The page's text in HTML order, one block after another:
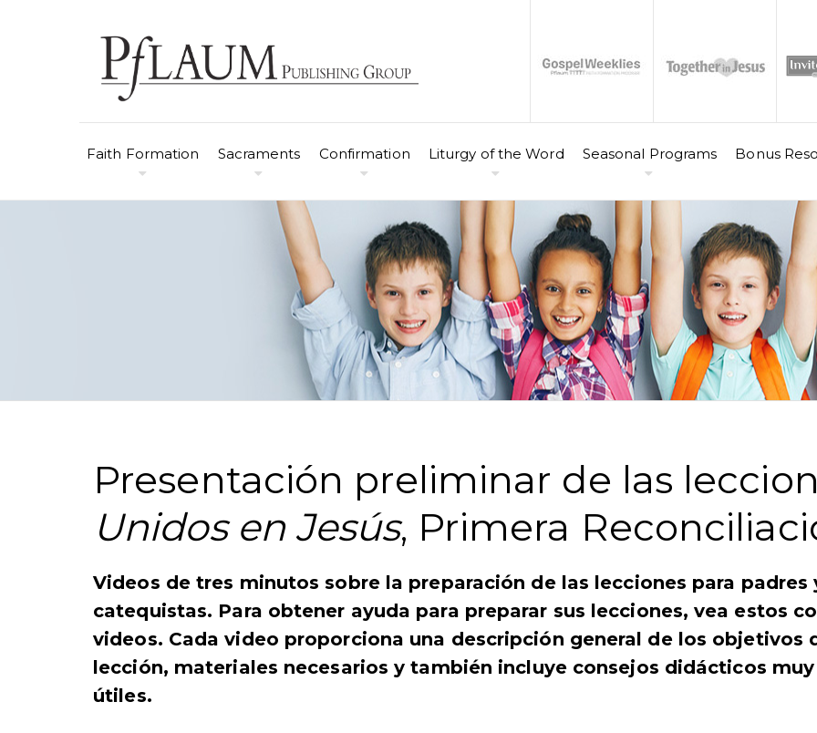
Faith Formation Sacraments Confirmation Liturgy of the Word Seasonal Programs Bonus
Presentación preliminar de las
Unidos en Jesús, Primera
Videos de tres minutos sobre la preparación de las lecciones para padres
catequistas. Para obtener ayuda para preparar sus lecciones, vea estos
videos. Cada video proporciona una descripción general de los objetivos
lección, materiales necesarios y también incluye consejos didácticos muy
útiles.